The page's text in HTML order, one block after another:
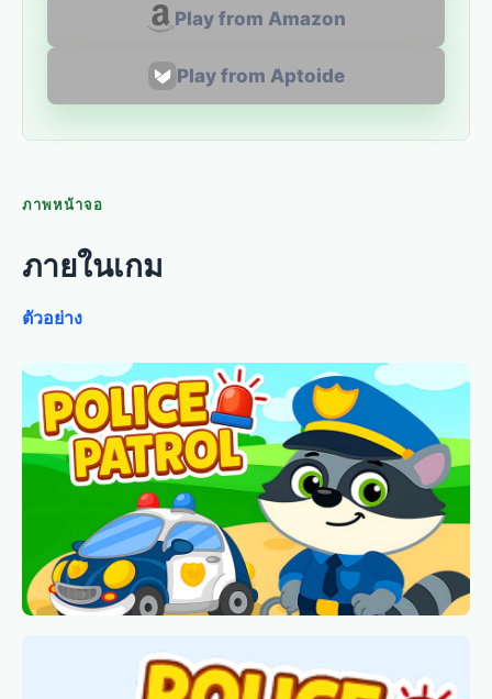
Play from Amazon
Play from Aptoide
ภาพหน้าจอ
ภายในเกม
ตัวอย่าง